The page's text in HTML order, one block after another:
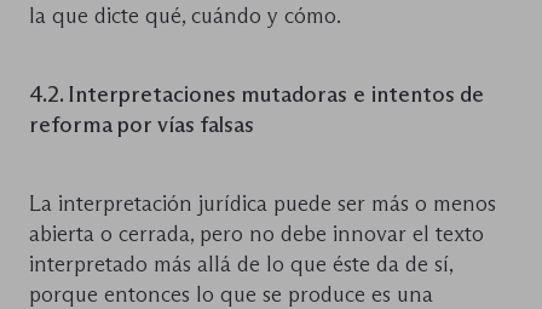
la que dicte qué, cuándo y cómo.
4.2. Interpretaciones mutadoras e intentos de
reforma por vías falsas
La interpretación jurídica puede ser más o menos
abierta o cerrada, pero no debe innovar el texto
interpretado más allá de lo que éste da de sí,
porque entonces lo que se produce es una